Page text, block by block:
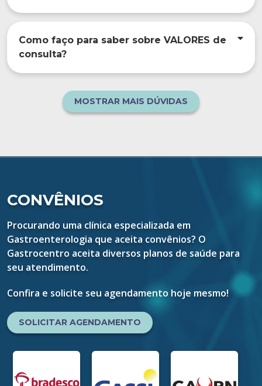
Como faço para saber sobre VALORES de
consulta?
MOSTRAR MAIS DÚVIDAS
CONVÊNIOS
Procurando uma clínica especializada em
Gastroenterologia que aceita convênios? O
Gastrocentro aceita diversos planos de saúde para
seu atendimento.
Confira e solicite seu agendamento hoje mesmo!
SOLICITAR AGENDAMENTO